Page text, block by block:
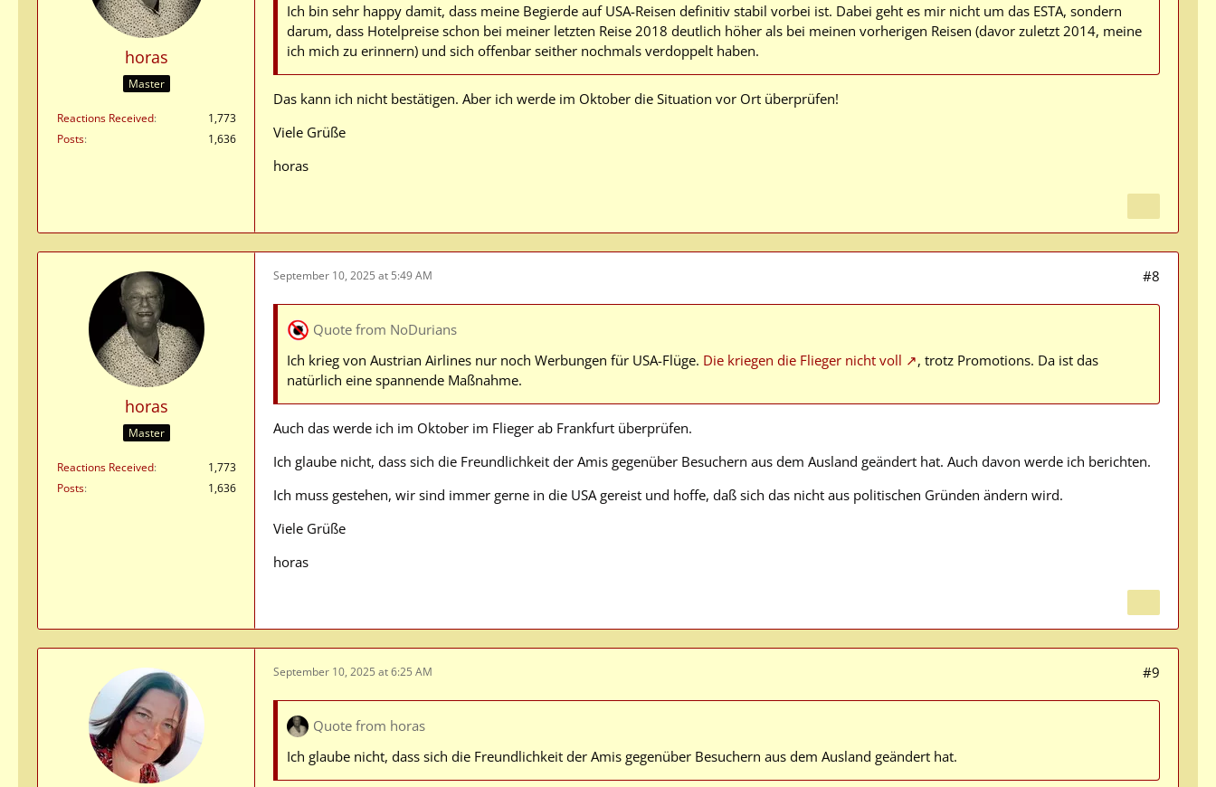
horas
Master
Reactions Received
1,773
Posts
1,636
Ich bin sehr happy damit, dass meine Begierde auf USA-Reisen definitiv stabil vorbei ist. Dabei geht es mir nicht um das ESTA, sondern
darum, dass Hotelpreise schon bei meiner letzten Reise 2018 deutlich höher als bei meinen vorherigen Reisen (davor zuletzt 2014, meine
ich mich zu erinnern) und sich offenbar seither nochmals verdoppelt haben.
Das kann ich nicht bestätigen. Aber ich werde im Oktober die Situation vor Ort überprüfen!
Viele Grüße
horas
horas
Master
Reactions Received
1,773
Posts
1,636
September 10, 2025 at 5:49 AM #8
Quote from NoDurians
Ich krieg von Austrian Airlines nur noch Werbungen für USA-Flüge. Die kriegen die Flieger nicht voll
, trotz Promotions. Da ist das
natürlich eine spannende Maßnahme.
Auch das werde ich im Oktober im Flieger ab Frankfurt überprüfen.
Ich glaube nicht, dass sich die Freundlichkeit der Amis gegenüber Besuchern aus dem Ausland geändert hat. Auch davon werde ich berichten.
Ich muss gestehen, wir sind immer gerne in die USA gereist und hoffe, daß sich das nicht aus politischen Gründen ändern wird.
Viele Grüße
horas
September 10, 2025 at 6:25 AM #9
Quote from horas
Ich glaube nicht, dass sich die Freundlichkeit der Amis gegenüber Besuchern aus dem Ausland geändert hat.